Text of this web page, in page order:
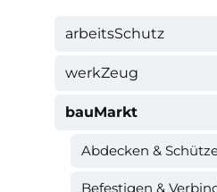
arbeitsSchutz
werkZeug
bauMarkt
Abdecken &
Befestigen &